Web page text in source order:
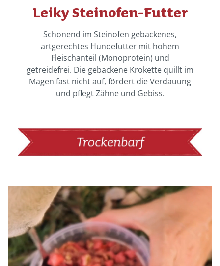
Leiky Steinofen-Futter
Schonend im Steinofen gebackenes,
artgerechtes Hundefutter mit hohem
Fleischanteil (Monoprotein) und
getreidefrei. Die gebackene Krokette quillt im
Magen fast nicht auf, fördert die Verdauung
und pflegt Zähne und Gebiss.